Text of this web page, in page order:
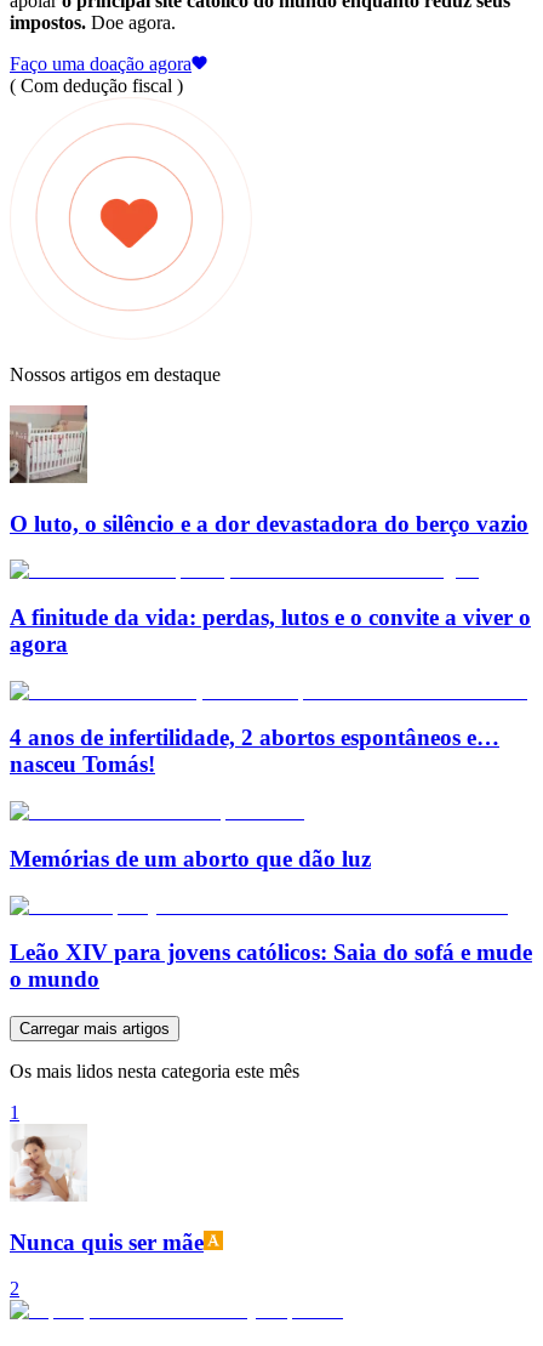
impostos. Doe agora.
Faço uma doação agora
( Com dedução fiscal )
Nossos artigos em destaque
O luto, o silêncio e a dor devastadora do berço vazio
A finitude da vida: perdas, lutos e o convite a viver o
agora
4 anos de infertilidade, 2 abortos espontâneos e…
nasceu Tomás!
Memórias de um aborto que dão luz
Leão XIV para jovens católicos: Saia do sofá e mude
o mundo
Carregar mais artigos
Os mais lidos nesta categoria este mês
1
Nunca quis ser mãe
2